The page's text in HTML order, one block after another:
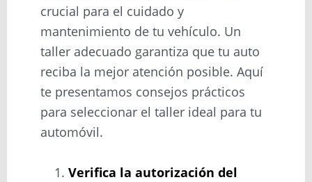
crucial para el cuidado y
mantenimiento de tu vehículo. Un
taller adecuado garantiza que tu auto
reciba la mejor atención posible. Aquí
te presentamos consejos prácticos
para seleccionar el taller ideal para tu
automóvil.
Verifica la autorización del